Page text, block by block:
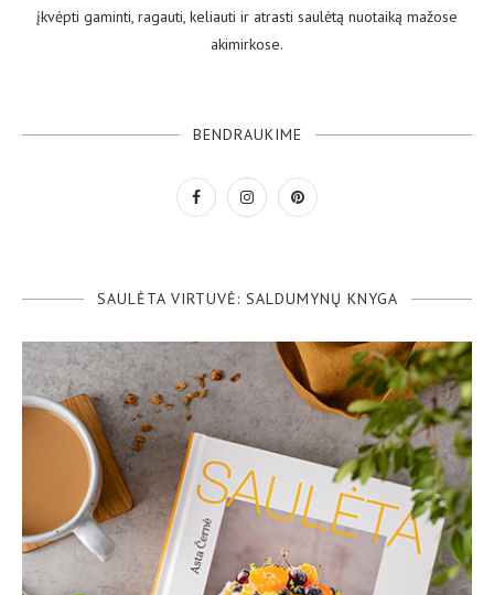
įkvėpti gaminti, ragauti, keliauti ir atrasti saulėtą nuotaiką mažose
akimirkose.
BENDRAUKIME
SAULĖTA VIRTUVĖ: SALDUMYNŲ KNYGA